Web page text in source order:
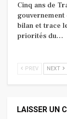
Cinq ans de
gouvernement
bilan et trace
priorités du…
PREV NEXT
LAISSER UN